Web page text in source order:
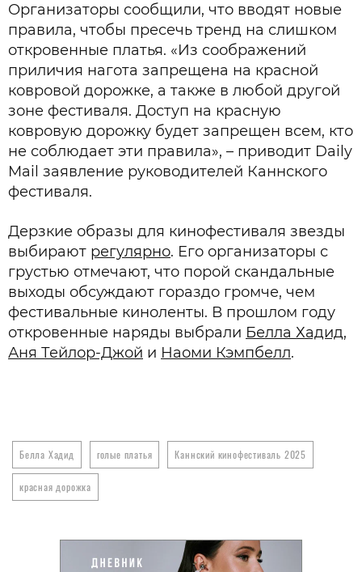
Организаторы сообщили, что вводят новые
правила, чтобы пресечь тренд на слишком
откровенные платья. «Из соображений
приличия нагота запрещена на красной
ковровой дорожке, а также в любой другой
зоне фестиваля. Доступ на красную
ковровую дорожку будет запрещен всем, кто
не соблюдает эти правила», – приводит Daily
Mail заявление руководителей Каннского
фестиваля.
Дерзкие образы для кинофестиваля звезды
выбирают регулярно. Его организаторы с
грустью отмечают, что порой скандальные
выходы обсуждают гораздо громче, чем
фестивальные киноленты. В прошлом году
откровенные наряды выбрали Белла Хадид,
Аня Тейлор-Джой и Наоми Кэмпбелл.
Белла Хадид голые платья Каннский кинофестиваль 2025
красная дорожка